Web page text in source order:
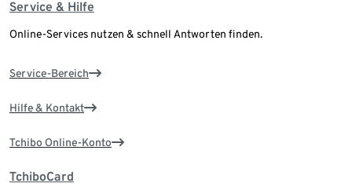
Service & Hilfe
Online-Services nutzen & schnell Antworten finden.
Service-Bereich
Hilfe & Kontakt
Tchibo Online-Konto
TchiboCard